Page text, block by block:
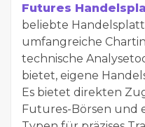
Futures
beliebte
umfangreiche
technische
bietet, eigene
Es bietet direkten
Futures-Börsen und